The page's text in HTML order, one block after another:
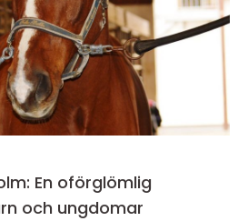
En oförglömlig
och ungdomar